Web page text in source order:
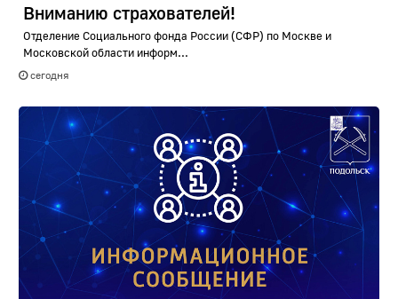
Вниманию страхователей!
Отделение Социального фонда России (СФР) по Москве и
Московской области информ...
сегодня